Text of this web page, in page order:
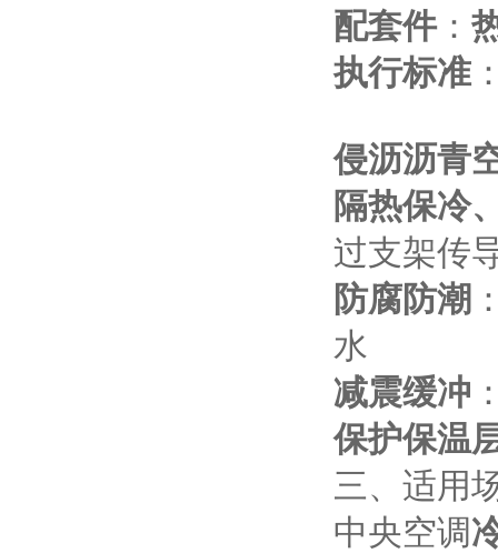
配套件：
执行标准
侵沥沥青
隔热保冷
过支架传
防腐防潮
水
减震缓冲
保护保温
三、适用
中央空调